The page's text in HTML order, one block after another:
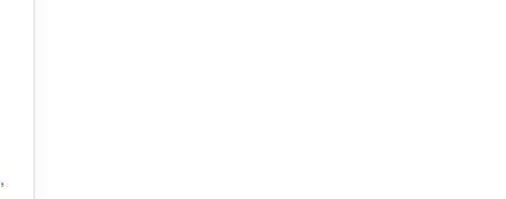
,